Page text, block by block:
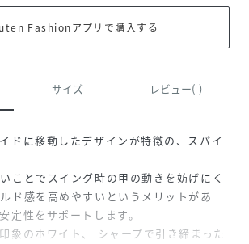
Fashionアプリで購入する
サイズ レビュー(-)
ドに移動したデザインが特徴の、スパイ
ことでスイング時の甲の動きを妨げにく
ド感を高めやすいというメリットがあ
定性をサポートします。
象のホワイト、 シャープで引き締まった